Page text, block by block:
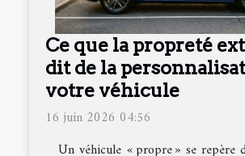
Ce que la propreté
dit de la
votre véhicule
16 juin 2026 04:56
Un véhicule « propre » se repère